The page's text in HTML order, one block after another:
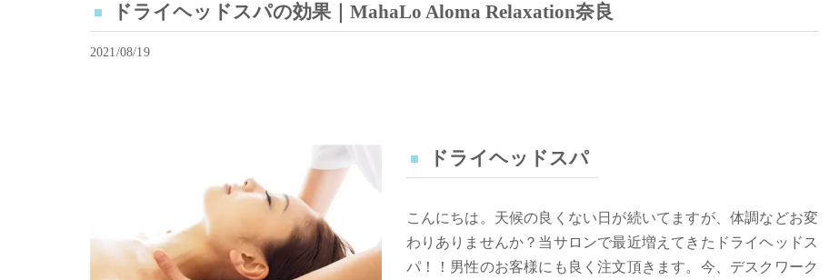
ドライヘッドスパの効果｜MahaLo Aloma Relaxation奈良
2021/08/19
ドライヘッドスパ
こんにちは。天候の良くない日が続いてますが、体調などお変
わりありませんか？当サロンで最近増えてきたドライヘッドス
パ！！男性のお客様にも良く注文頂きます。今、デスクワーク